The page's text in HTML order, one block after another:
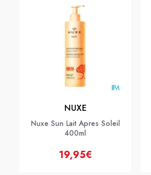
NUXE
Nuxe Sun Lait Apres Soleil
400ml
19,95€